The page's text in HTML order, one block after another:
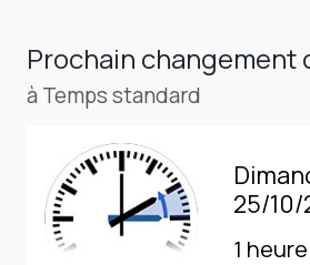
Prochain changement
à Temps standard
25/
1